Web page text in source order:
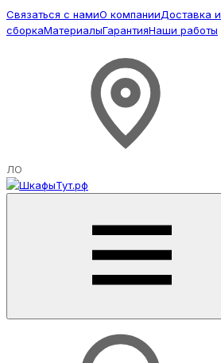
Связаться с намиО компанииДоставка и
сборкаМатериалыГарантияНаши работы
ЛО